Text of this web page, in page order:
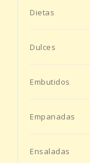
Dietas
Dulces
Embutidos
Empanadas
Ensaladas